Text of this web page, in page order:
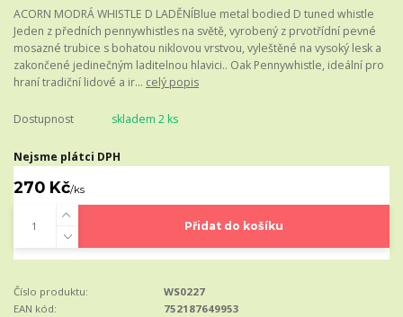
ACORN MODRÁ WHISTLE D LADĚNÍBlue metal bodied D tuned whistle
Jeden z předních pennywhistles na světě, vyrobený z prvotřídní pevné
mosazné trubice s bohatou niklovou vrstvou, vyleštěné na vysoký lesk a
zakončené jedinečným laditelnou hlavici.. Oak Pennywhistle, ideální pro
hraní tradiční lidové a ir... celý popis
Dostupnost skladem 2 ks
Nejsme plátci DPH
270 Kč/ks
Přidat do košíku
Číslo produktu:
WS0227
EAN kód:
752187649953